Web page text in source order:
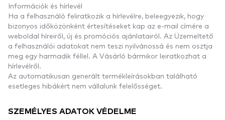
Információk és hírlevél
Ha a felhasználó feliratkozik a hírlevélre, beleegyezik, hogy
bizonyos időközönként értesítéseket kap az e-mail címére a
weboldal híreiről, új és promóciós ajánlatairól. Az Üzemeltető
a felhasználói adatokat nem teszi nyilvánossá és nem osztja
meg egy harmadik féllel. A Vásárló bármikor leiratkozhat a
hírlevélről.
Az automatikusan generált termékleírásokban található
esetleges hibákért nem vállalunk felelősséget.
SZEMÉLYES ADATOK VÉDELME